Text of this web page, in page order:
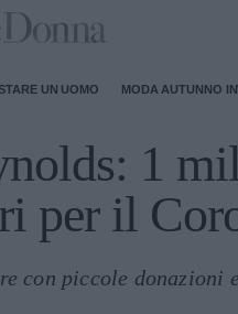
UN UOMO MODA AUTUNNO
1
per il
con piccole donazioni